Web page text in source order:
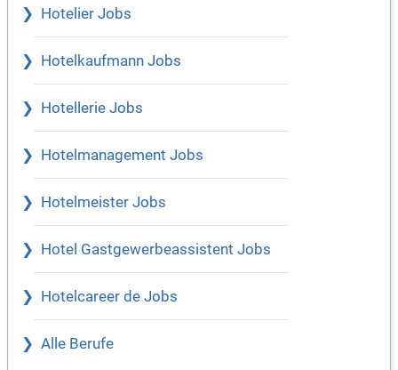
Hotelier Jobs
Hotelkaufmann Jobs
Hotellerie Jobs
Hotelmanagement Jobs
Hotelmeister Jobs
Hotel Gastgewerbeassistent Jobs
Hotelcareer de Jobs
Alle Berufe